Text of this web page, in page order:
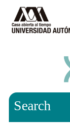
Search